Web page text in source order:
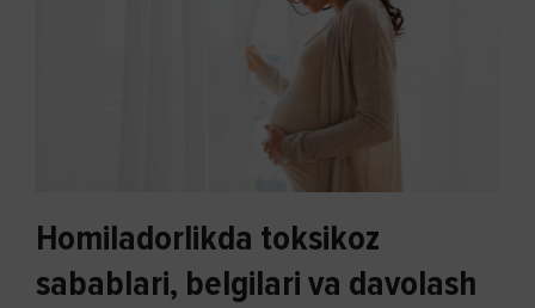
Homiladorlikda toksikoz
sabablari, belgilari va davolash